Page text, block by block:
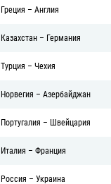
Греция – Англия
Казахстан – Германия
Турция – Чехия
Норвегия – Азербайджан
Португалия – Швейцария
Италия – Франция
Россия – Украина